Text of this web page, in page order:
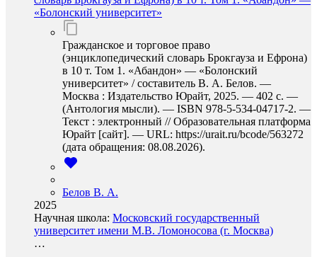
«Болонский университет»
Гражданское и торговое право
(энциклопедический словарь Брокгауза и Ефрона)
в 10 т. Том 1. «Абандон» — «Болонский
университет» / составитель В. А. Белов. —
Москва : Издательство Юрайт, 2025. — 402 с. —
(Антология мысли). — ISBN 978-5-534-04717-2. —
Текст : электронный // Образовательная платформа
Юрайт [сайт]. — URL: https://urait.ru/bcode/563272
(дата обращения: 08.08.2026).
Белов В. А.
2025
Научная школа: Московский государственный
университет имени М.В. Ломоносова (г. Москва)
…